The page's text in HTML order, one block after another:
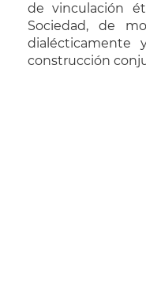
de vinculación
Sociedad, de
construcción